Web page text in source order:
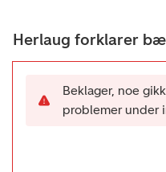
Herlaug forklarer
Beklager, noe
problemer under